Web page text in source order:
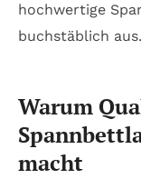
hochwertige
buchstäblich aus.
Warum
macht